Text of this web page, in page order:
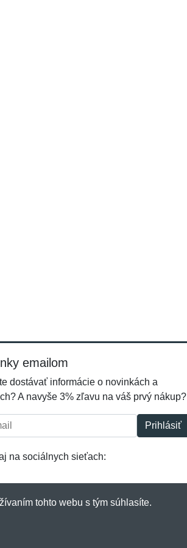
emailom
dostávať informácie o novinkách a
A navyše 3% zľavu na váš prvý nákup?
Prihlásiť
na sociálnych sieťach:
tohto webu s tým súhlasíte.